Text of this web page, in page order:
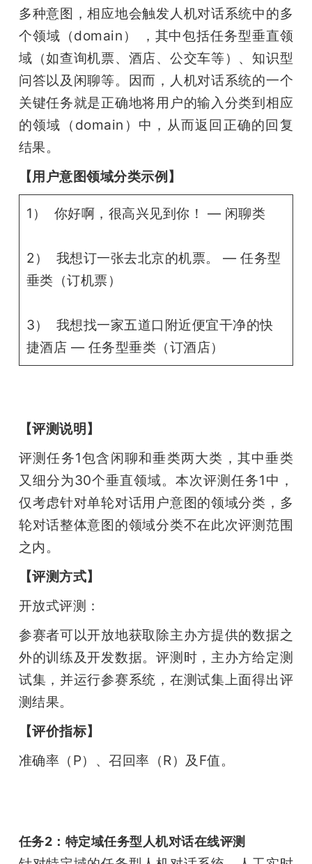
多种意图，相应地会触发人机对话系统中的多
个领域（domain） ，其中包括任务型垂直领
域（如查询机票、酒店、公交车等）、知识型
问答以及闲聊等。因而，人机对话系统的一个
关键任务就是正确地将用户的输入分类到相应
的领域（domain）中，从而返回正确的回复
结果。
【用户意图领域分类示例】
1） 你好啊，很高兴见到你！ — 闲聊类
2） 我想订一张去北京的机票。 — 任务型
垂类（订机票）
3） 我想找一家五道口附近便宜干净的快
捷酒店 — 任务型垂类（订酒店）
【评测说明】
评测任务1包含闲聊和垂类两大类，其中垂类
又细分为30个垂直领域。本次评测任务1中，
仅考虑针对单轮对话用户意图的领域分类，多
轮对话整体意图的领域分类不在此次评测范围
之内。
【评测方式】
开放式评测：
参赛者可以开放地获取除主办方提供的数据之
外的训练及开发数据。评测时，主办方给定测
试集，并运行参赛系统，在测试集上面得出评
测结果。
【评价指标】
准确率（P）、召回率（R）及F值。
任务2：特定域任务型人机对话在线评测